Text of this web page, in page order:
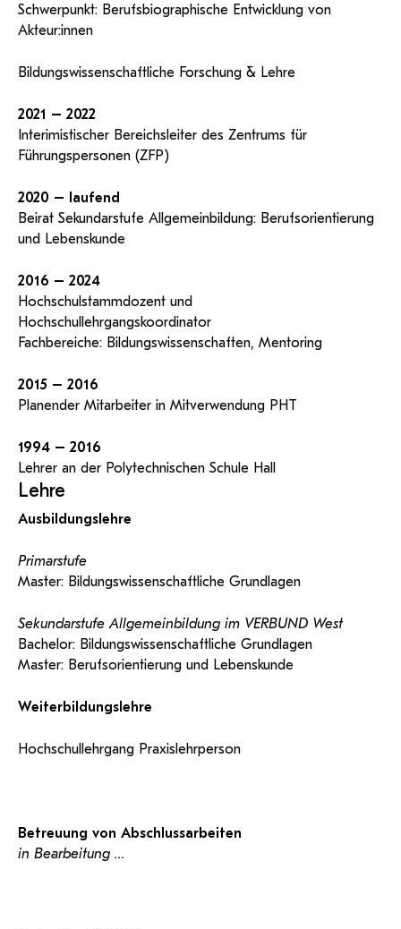
Schwerpunkt: Berufsbiographische Entwicklung von
Akteur:innen
Bildungswissenschaftliche Forschung & Lehre
2021 – 2022
Interimistischer Bereichsleiter des Zentrums für
Führungspersonen (ZFP)
2020 – laufend
Beirat Sekundarstufe Allgemeinbildung: Berufsorientierung
und Lebenskunde
2016 – 2024
Hochschulstammdozent und
Hochschullehrgangskoordinator
Fachbereiche: Bildungswissenschaften, Mentoring
2015 – 2016
Planender Mitarbeiter in Mitverwendung PHT
1994 – 2016
Lehrer an der Polytechnischen Schule Hall
Lehre
Ausbildungslehre
Primarstufe
Master: Bildungswissenschaftliche Grundlagen
Sekundarstufe Allgemeinbildung im VERBUND West
Bachelor: Bildungswissenschaftliche Grundlagen
Master: Berufsorientierung und Lebenskunde
Weiterbildungslehre
Hochschullehrgang Praxislehrperson
Betreuung von Abschlussarbeiten
in Bearbeitung …